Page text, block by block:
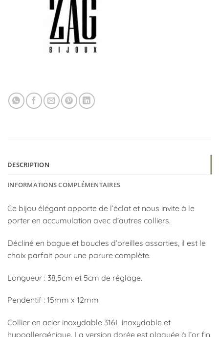
DESCRIPTION
INFORMATIONS COMPLÉMENTAIRES
Ce bijou élégant apporte de l’éclat et nous invite à le
porter en accumulation avec d’autres colliers.
Décliné en bague et boucles d’oreilles assorties, il est le
choix parfait pour une parure complète.
Longueur : 38,5cm et 5cm de réglage.
Pendentif : 15mm x 12mm
Collier en acier inoxydable 316L inoxydable et
hypoallergénique. La version dorée est plaquée à l’or fin